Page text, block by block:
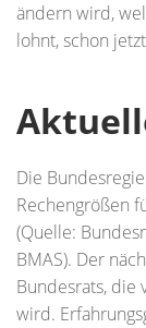
ändern wird,
lohnt, schon
Die
Rechengrößen
(Quelle:
BMAS). Der
Bundesrats, die
wird.